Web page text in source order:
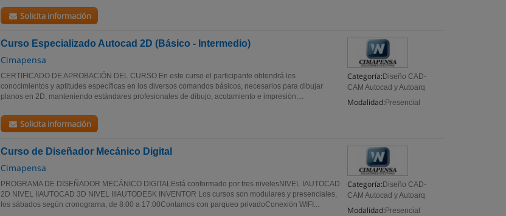
Solicita información
Curso Especializado Autocad 2D (Básico - Intermedio)
Cimapensa
Categoría: Diseño CAD-
CAM Autocad y Autoarq
Modalidad: Presencial
CERTIFICADO DE APROBACIÓN DEL CURSO En este curso el participante obtendrá los
conocimientos y aptitudes específicas en los diversos comandos básicos, necesarios para dibujar
planos en 2D, manteniendo estándares profesionales de dibujo, acotamiento e impresión....
Solicita información
Curso de Diseñador Mecánico Digital
Cimapensa
Categoría: Diseño CAD-
CAM Autocad y Autoarq
Modalidad: Presencial
PROGRAMA DE DISEÑADOR MECÁNICO DIGITALEstá conformado por tres nivelesNIVEL IAUTOCAD
2D NIVEL IIAUTOCAD 3D NIVEL IIIAUTODESK INVENTOR Los cursos son modulares y presenciales,
los sábados según cronograma, de 8:00 a 17:00Contamos con parqueo privadoConexión WIFI...